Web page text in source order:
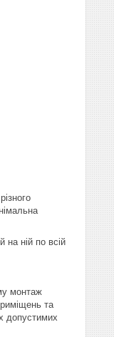
на ній по всій
монтаж
та
допустимих